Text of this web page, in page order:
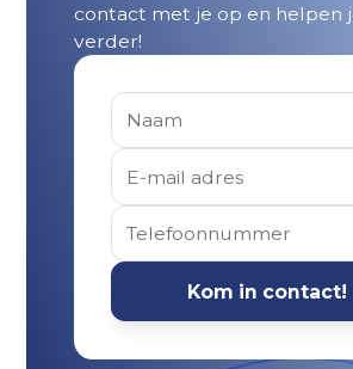
contact met je op en helpen
verder!